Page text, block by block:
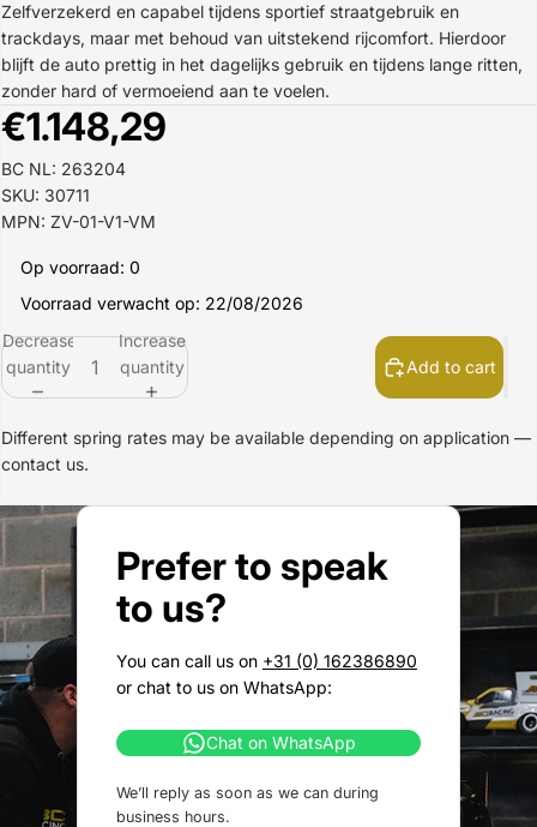
Zelfverzekerd en capabel tijdens sportief straatgebruik en
trackdays, maar met behoud van uitstekend rijcomfort. Hierdoor
blijft de auto prettig in het dagelijks gebruik en tijdens lange ritten,
zonder hard of vermoeiend aan te voelen.
€1.148,29
BC NL: 263204
SKU: 30711
MPN: ZV-01-V1-VM
Op voorraad: 0
Voorraad verwacht op: 22/08/2026
Decrease
quantity
Increase
quantity
Add to cart
Different spring rates may be available depending on application —
contact us.
Prefer to speak
to us?
You can call us on +31 (0) 162386890
or chat to us on WhatsApp:
Chat on WhatsApp
We’ll reply as soon as we can during
business hours.